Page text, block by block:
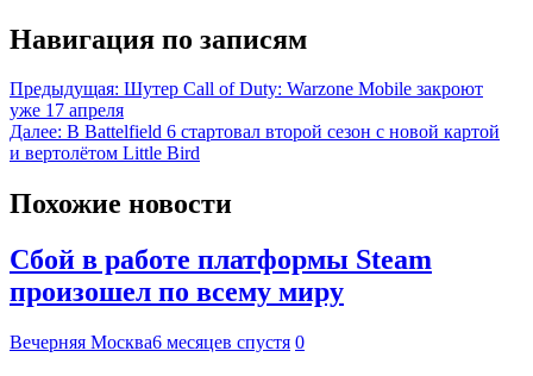
Навигация по записям
Предыдущая: Шутер Call of Duty: Warzone Mobile закроют
уже 17 апреля
Далее: В Battelfield 6 стартовал второй сезон с новой картой
и вертолётом Little Bird
Похожие новости
Сбой в работе платформы Steam
произошел по всему миру
Вечерняя Москва6 месяцев спустя 0